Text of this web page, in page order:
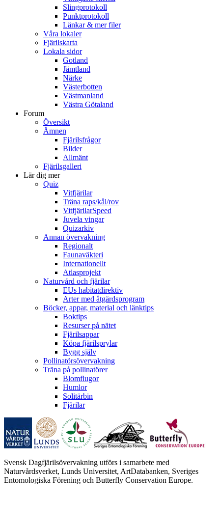
Slingprotokoll
Punktprotokoll
Länkar & mer filer
Våra lokaler
Fjärilskarta
Lokala sidor
Gotland
Jämtland
Närke
Västerbotten
Västmanland
Västra Götaland
Forum
Översikt
Ämnen
Fjärilsfrågor
Bilder
Allmänt
Fjärilsgalleri
Lär dig mer
Quiz
Vitfjärilar
Träna raps/kål/rov
VitfjärilarSpeed
Juvela vingar
Quizarkiv
Annan övervakning
Regionalt
Faunaväkteri
Internationellt
Atlasprojekt
Naturvård och fjärilar
EUs habitatdirektiv
Arter med åtgärdsprogram
Böcker, appar, material och länktips
Boktips
Resurser på nätet
Fjärilsappar
Köpa fjärilsprylar
Bygg själv
Pollinatörsövervakning
Träna på pollinatörer
Blomflugor
Humlor
Solitärbin
Fjärilar
Svensk Dagfjärilsövervakning utförs i samarbete med
Naturvårdsverket, Lunds Universitet, ArtDatabanken, Sveriges
Entomologiska Förening och Butterfly Conservation Europe.